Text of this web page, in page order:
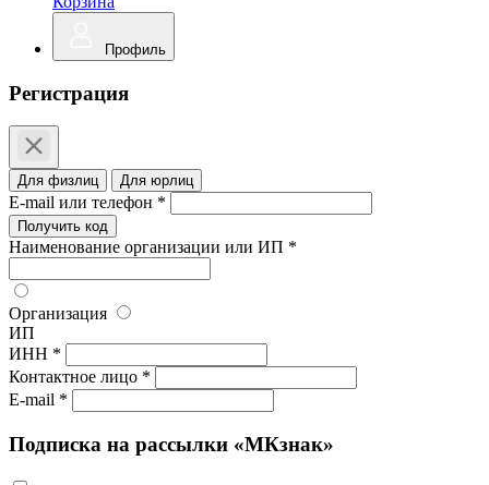
Профиль
Регистрация
Для физлиц Для юрлиц
E-mail или телефон *
Получить код
Наименование организации или ИП *
Организация
ИП
ИНН *
Контактное лицо *
E-mail *
Подписка на рассылки «МКзнак»